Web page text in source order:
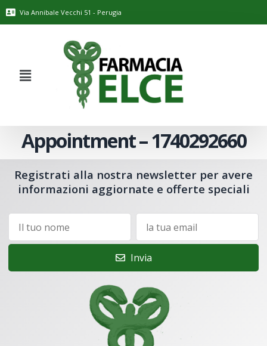
Via Annibale Vecchi 51 - Perugia
Appointment – 1740292660
Registrati alla nostra newsletter per avere
informazioni aggiornate e offerte speciali
Invia